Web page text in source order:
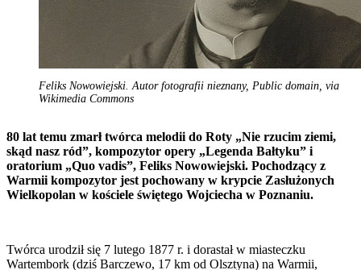
Feliks Nowowiejski. Autor fotografii nieznany, Public domain, via
Wikimedia Commons
80 lat temu zmarł twórca melodii do Roty „Nie rzucim ziemi,
skąd nasz ród”, kompozytor opery „Legenda Bałtyku” i
oratorium „Quo vadis”, Feliks Nowowiejski. Pochodzący z
Warmii kompozytor jest pochowany w krypcie Zasłużonych
Wielkopolan w kościele świętego Wojciecha w Poznaniu.
Twórca urodził się 7 lutego 1877 r. i dorastał w miasteczku
Wartembork (dziś Barczewo, 17 km od Olsztyna) na Warmii,